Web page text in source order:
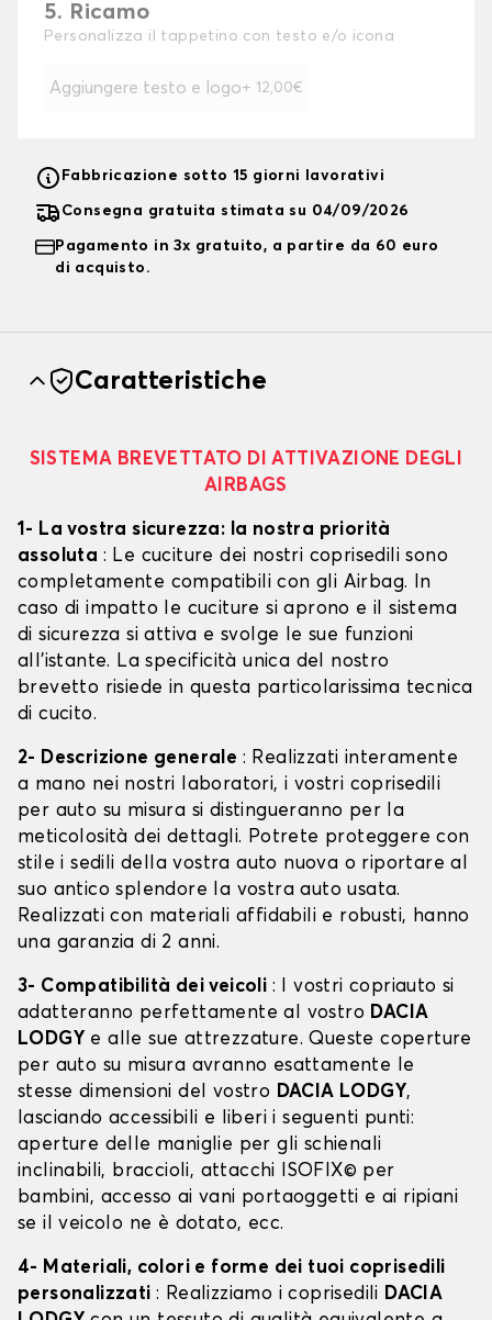
5. Ricamo
Personalizza il tappetino con testo e/o icona
Aggiungere testo e logo + 12,00€
Fabbricazione sotto 15 giorni lavorativi
Consegna gratuita stimata su 04/09/2026
Pagamento in 3x gratuito, a partire da 60 euro
di acquisto.
Caratteristiche
SISTEMA BREVETTATO DI ATTIVAZIONE DEGLI
AIRBAGS
1- La vostra sicurezza: la nostra priorità
assoluta : Le cuciture dei nostri coprisedili sono
completamente compatibili con gli Airbag. In
caso di impatto le cuciture si aprono e il sistema
di sicurezza si attiva e svolge le sue funzioni
all'istante. La specificità unica del nostro
brevetto risiede in questa particolarissima tecnica
di cucito.
2- Descrizione generale : Realizzati interamente
a mano nei nostri laboratori, i vostri coprisedili
per auto su misura si distingueranno per la
meticolosità dei dettagli. Potrete proteggere con
stile i sedili della vostra auto nuova o riportare al
suo antico splendore la vostra auto usata.
Realizzati con materiali affidabili e robusti, hanno
una garanzia di 2 anni.
3- Compatibilità dei veicoli : I vostri copriauto si
adatteranno perfettamente al vostro DACIA
LODGY e alle sue attrezzature. Queste coperture
per auto su misura avranno esattamente le
stesse dimensioni del vostro DACIA LODGY,
lasciando accessibili e liberi i seguenti punti:
aperture delle maniglie per gli schienali
inclinabili, braccioli, attacchi ISOFIX© per
bambini, accesso ai vani portaoggetti e ai ripiani
se il veicolo ne è dotato, ecc.
4- Materiali, colori e forme dei tuoi coprisedili
personalizzati: Realizziamo i coprisedili DACIA